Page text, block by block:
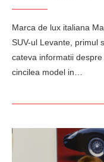
Marca de lux italiana
SUV-ul Levante, primul
cateva informatii
cincilea model in…